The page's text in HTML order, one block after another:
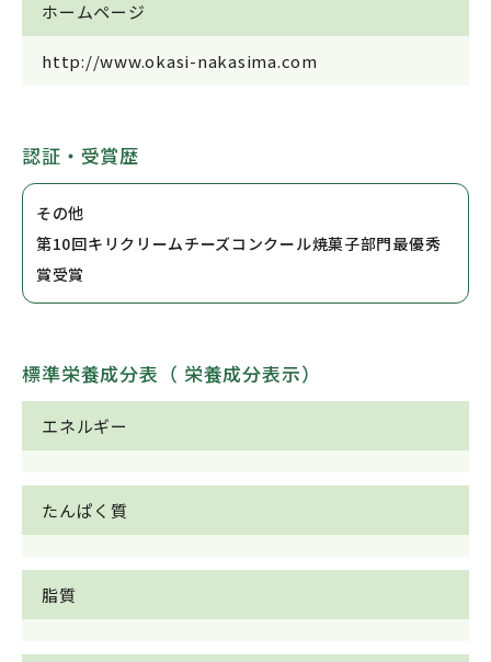
ホームページ
http://www.okasi-nakasima.com
認証・受賞歴
その他
第10回キリクリームチーズコンクール焼菓子部門最優秀
賞受賞
標準栄養成分表（ 栄養成分表示）
エネルギー
たんぱく質
脂質